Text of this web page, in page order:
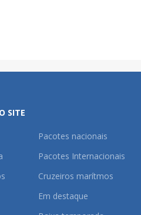
SITE
Pacotes nacionais
Pacotes Internacionais
Cruzeiros marítmos
Em destaque